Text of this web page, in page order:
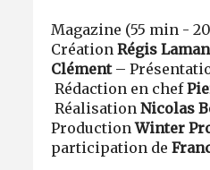
Magazine (55 min -
CréationRégis
Clément–
Rédaction en chef
RéalisationNicolas
ProductionWinter
participation de